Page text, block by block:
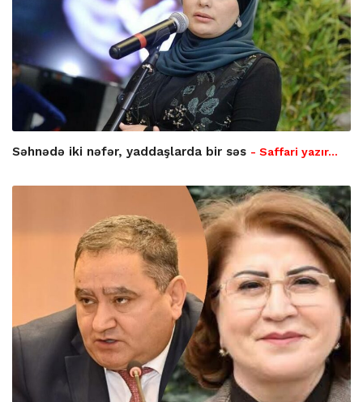
Səhnədə iki nəfər, yaddaşlarda bir səs - Saffari yazır…